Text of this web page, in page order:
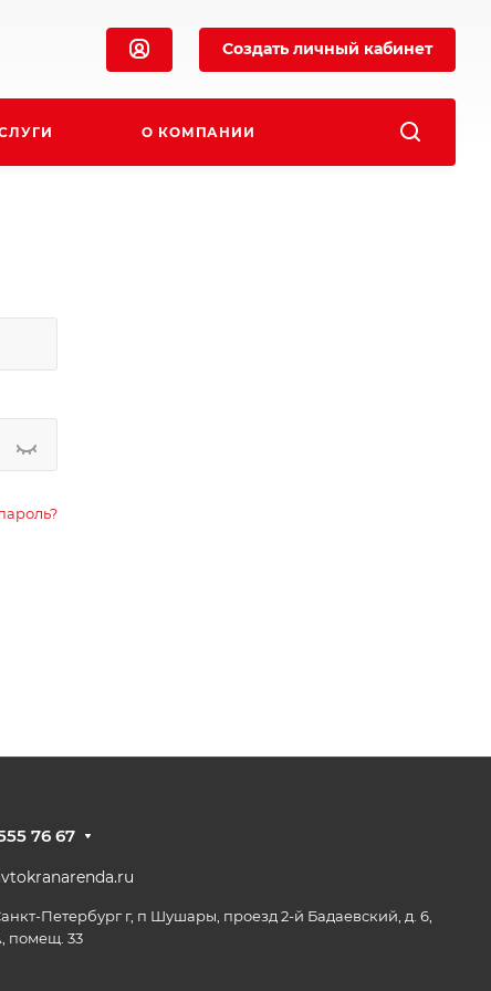
Создать личный кабинет
О КОМПАНИИ
76 67
Петербург г, п Шушары, проезд 2-й Бадаевский, д. 6,
помещ. 33